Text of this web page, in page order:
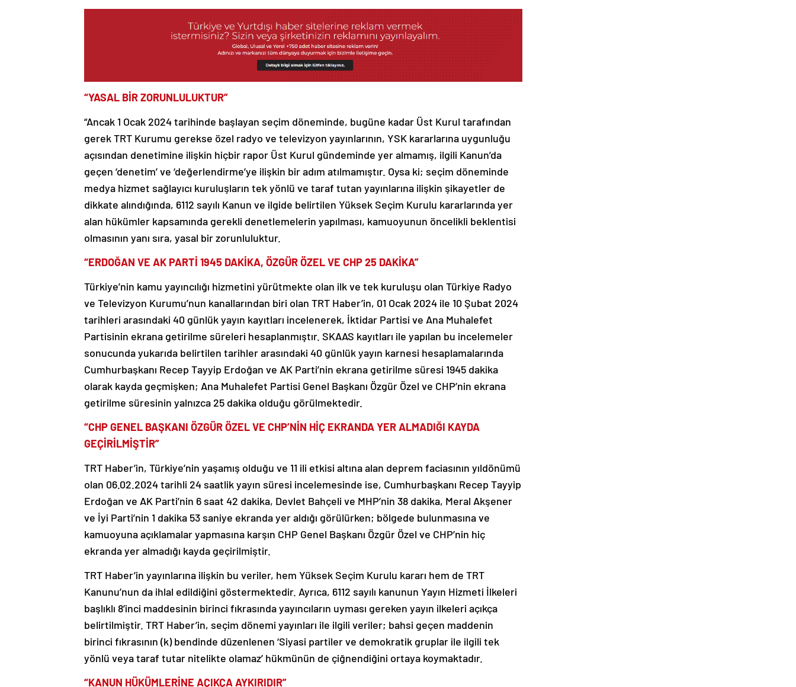
“YASAL BİR ZORUNLULUKTUR”
“Ancak 1 Ocak 2024 tarihinde başlayan seçim döneminde, bugüne kadar Üst Kurul tarafından
gerek TRT Kurumu gerekse özel radyo ve televizyon yayınlarının, YSK kararlarına uygunluğu
açısından denetimine ilişkin hiçbir rapor Üst Kurul gündeminde yer almamış, ilgili Kanun’da
geçen ‘denetim’ ve ‘değerlendirme’ye ilişkin bir adım atılmamıştır. Oysa ki; seçim döneminde
medya hizmet sağlayıcı kuruluşların tek yönlü ve taraf tutan yayınlarına ilişkin şikayetler de
dikkate alındığında, 6112 sayılı Kanun ve ilgide belirtilen Yüksek Seçim Kurulu kararlarında yer
alan hükümler kapsamında gerekli denetlemelerin yapılması, kamuoyunun öncelikli beklentisi
olmasının yanı sıra, yasal bir zorunluluktur.
“ERDOĞAN VE AK PARTİ 1945 DAKİKA, ÖZGÜR ÖZEL VE CHP 25 DAKİKA”
Türkiye’nin kamu yayıncılığı hizmetini yürütmekte olan ilk ve tek kuruluşu olan Türkiye Radyo
ve Televizyon Kurumu’nun kanallarından biri olan TRT Haber’in, 01 Ocak 2024 ile 10 Şubat 2024
tarihleri arasındaki 40 günlük yayın kayıtları incelenerek, İktidar Partisi ve Ana Muhalefet
Partisinin ekrana getirilme süreleri hesaplanmıştır. SKAAS kayıtları ile yapılan bu incelemeler
sonucunda yukarıda belirtilen tarihler arasındaki 40 günlük yayın karnesi hesaplamalarında
Cumhurbaşkanı Recep Tayyip Erdoğan ve AK Parti’nin ekrana getirilme süresi 1945 dakika
olarak kayda geçmişken; Ana Muhalefet Partisi Genel Başkanı Özgür Özel ve CHP’nin ekrana
getirilme süresinin yalnızca 25 dakika olduğu görülmektedir.
“CHP GENEL BAŞKANI ÖZGÜR ÖZEL VE CHP’NİN HİÇ EKRANDA YER ALMADIĞI KAYDA
GEÇİRİLMİŞTİR”
TRT Haber’in, Türkiye’nin yaşamış olduğu ve 11 ili etkisi altına alan deprem faciasının yıldönümü
olan 06.02.2024 tarihli 24 saatlik yayın süresi incelemesinde ise, Cumhurbaşkanı Recep Tayyip
Erdoğan ve AK Parti’nin 6 saat 42 dakika, Devlet Bahçeli ve MHP’nin 38 dakika, Meral Akşener
ve İyi Parti’nin 1 dakika 53 saniye ekranda yer aldığı görülürken; bölgede bulunmasına ve
kamuoyuna açıklamalar yapmasına karşın CHP Genel Başkanı Özgür Özel ve CHP’nin hiç
ekranda yer almadığı kayda geçirilmiştir.
TRT Haber’in yayınlarına ilişkin bu veriler, hem Yüksek Seçim Kurulu kararı hem de TRT
Kanunu’nun da ihlal edildiğini göstermektedir. Ayrıca, 6112 sayılı kanunun Yayın Hizmeti İlkeleri
başlıklı 8’inci maddesinin birinci fıkrasında yayıncıların uyması gereken yayın ilkeleri açıkça
belirtilmiştir. TRT Haber’in, seçim dönemi yayınları ile ilgili veriler; bahsi geçen maddenin
birinci fıkrasının (k) bendinde düzenlenen ‘Siyasi partiler ve demokratik gruplar ile ilgili tek
yönlü veya taraf tutar nitelikte olamaz’ hükmünün de çiğnendiğini ortaya koymaktadır.
“KANUN HÜKÜMLERİNE AÇIKÇA AYKIRIDIR”